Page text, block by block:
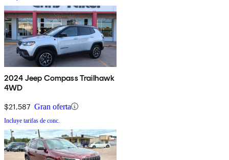
2024 Jeep Compass Trailhawk
4WD
$21,587 Gran oferta
Incluye tarifas de conc.